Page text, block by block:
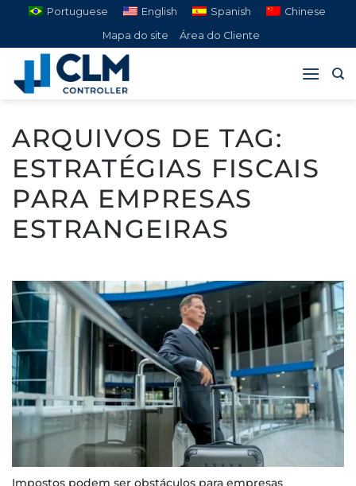
Pular
o
conteúdo
Portuguese English Spanish
Chinese
Mapa do site
Área do Cliente
ARQUIVOS DE TAG:
ESTRATÉGIAS FISCAIS
PARA EMPRESAS
ESTRANGEIRAS
Impostos podem ser obstáculos para empresas